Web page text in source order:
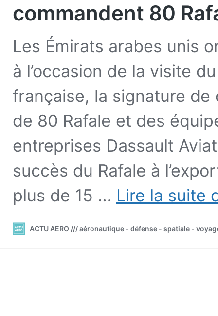
commandent 80
Les Émirats arabes unis
à l’occasion de la visite
française, la signature de
de 80 Rafale et des
entreprises Dassault
succès du Rafale à
plus de 15 … Lire la suite
ACTU AERO /// aéronautique - défense - spatiale -